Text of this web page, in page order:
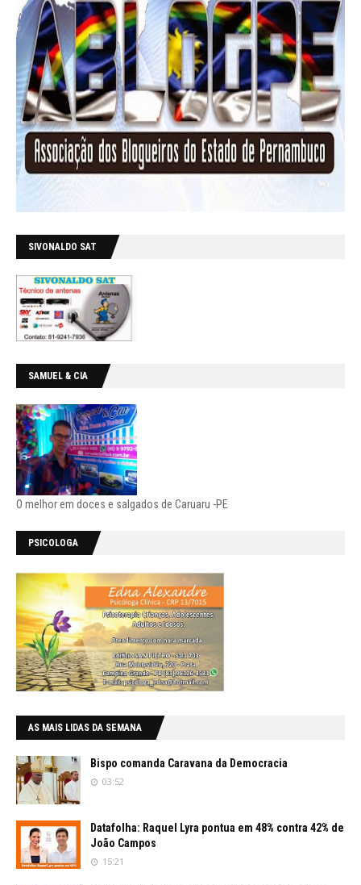
SIVONALDO SAT
SAMUEL & CIA
O melhor em doces e salgados de Caruaru -PE
PSICOLOGA
AS MAIS LIDAS DA SEMANA
Bispo comanda Caravana da Democracia
03:52
Datafolha: Raquel Lyra pontua em 48% contra 42% de
João Campos
15:21